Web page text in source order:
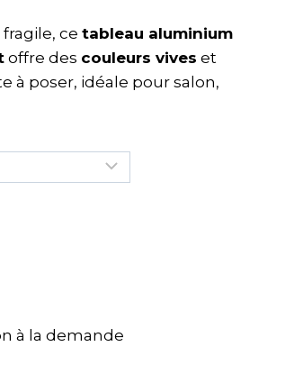
ce tableau aluminium
offre des couleurs vives et
à poser, idéale pour salon,
à la demande